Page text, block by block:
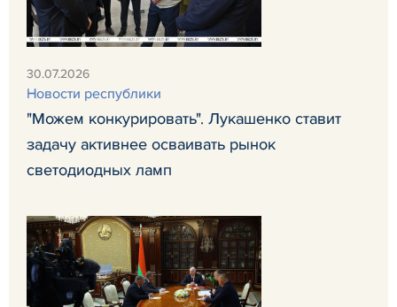
30.07.2026
Новости республики
"Можем конкурировать". Лукашенко ставит
задачу активнее осваивать рынок
светодиодных ламп